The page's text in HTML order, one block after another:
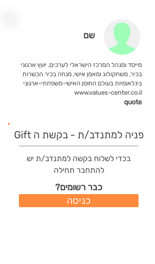
שם
מייסד ומנהל המרכז הישראלי לערכים, יועץ ארגוני
בכיר, משחקולוג ומאמן אישי, מנחה בכיר הכשרות
בינלאומיות בעולם החוסן האישי-משפחתי-ארגוני
www.values-center.co.il
quote
פניה למתנדב/ת - בקשת ה Gift
בכדי לשלוח בקשה למתנדב/ת יש
להתחבר תחילה
כבר רשומים?
כניסה